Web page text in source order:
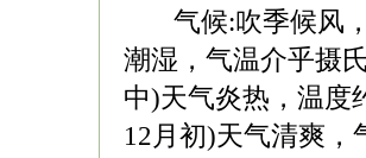
气候:吹季候风，
潮湿，气温介乎摄
中)天气炎热，温度
12月初)天气清爽，